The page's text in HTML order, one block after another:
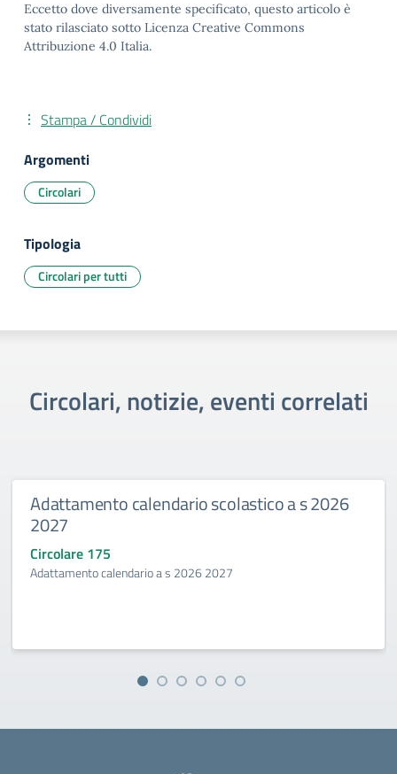
Eccetto dove diversamente specificato, questo articolo è
stato rilasciato sotto Licenza Creative Commons
Attribuzione 4.0 Italia.
Stampa / Condividi
Argomenti
Circolari
Tipologia
Circolari per tutti
Circolari, notizie, eventi correlati
Adattamento calendario scolastico a s 2026
2027
Circolare 175
Adattamento calendario a s 2026 2027